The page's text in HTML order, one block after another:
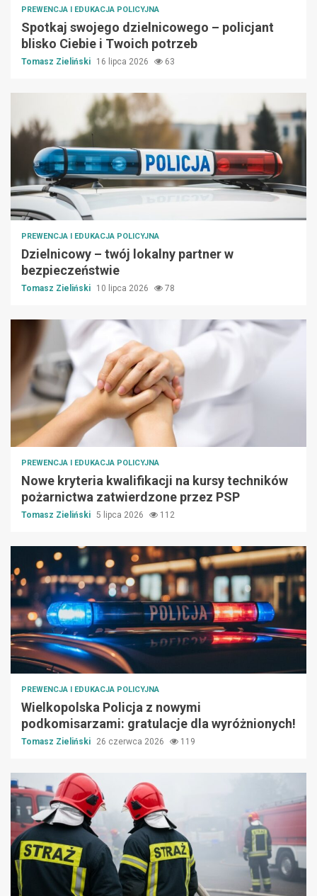
PREWENCJA I EDUKACJA POLICYJNA
Spotkaj swojego dzielnicowego – policjant
blisko Ciebie i Twoich potrzeb
Tomasz Zieliński 16 lipca 2026 63
PREWENCJA I EDUKACJA POLICYJNA
Dzielnicowy – twój lokalny partner w
bezpieczeństwie
Tomasz Zieliński 10 lipca 2026 78
PREWENCJA I EDUKACJA POLICYJNA
Nowe kryteria kwalifikacji na kursy techników
pożarnictwa zatwierdzone przez PSP
Tomasz Zieliński 5 lipca 2026 112
PREWENCJA I EDUKACJA POLICYJNA
Wielkopolska Policja z nowymi
podkomisarzami: gratulacje dla wyróżnionych!
Tomasz Zieliński 26 czerwca 2026 119